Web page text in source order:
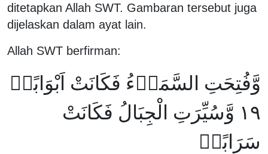
ditetapkan Allah SWT. Gambaran tersebut juga
dijelaskan dalam ayat lain.
Allah SWT berfirman:
وَّفُتِحَتِ السَّمَاۤءُ فَكَانَتْ اَبْوَابًاۙ
١٩ وَّسُيِّرَتِ الْجِبَالُ فَكَانَتْ
سَرَابًاۗ